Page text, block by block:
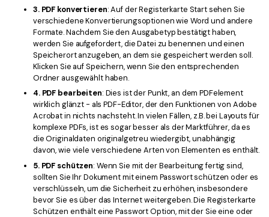
3. PDF konvertieren: Auf der Registerkarte Start sehen Sie
verschiedene Konvertierungsoptionen wie Word und andere
Formate. Nachdem Sie den Ausgabetyp bestätigt haben,
werden Sie aufgefordert, die Datei zu benennen und einen
Speicherort anzugeben, an dem sie gespeichert werden soll.
Klicken Sie auf Speichern, wenn Sie den entsprechenden
Ordner ausgewählt haben.
4. PDF bearbeiten: Dies ist der Punkt, an dem PDFelement
wirklich glänzt - als PDF-Editor, der den Funktionen von Adobe
Acrobat in nichts nachsteht. In vielen Fällen, z.B. bei Layouts für
komplexe PDFs, ist es sogar besser als der Marktführer, da es
die Originaldaten originalgetreu wiedergibt, unabhängig
davon, wie viele verschiedene Arten von Elementen es enthält.
5. PDF schützen: Wenn Sie mit der Bearbeitung fertig sind,
sollten Sie Ihr Dokument mit einem Passwort schützen oder es
verschlüsseln, um die Sicherheit zu erhöhen, insbesondere
bevor Sie es über das Internet weitergeben. Die Registerkarte
Schützen enthält eine Passwort Option, mit der Sie eine oder